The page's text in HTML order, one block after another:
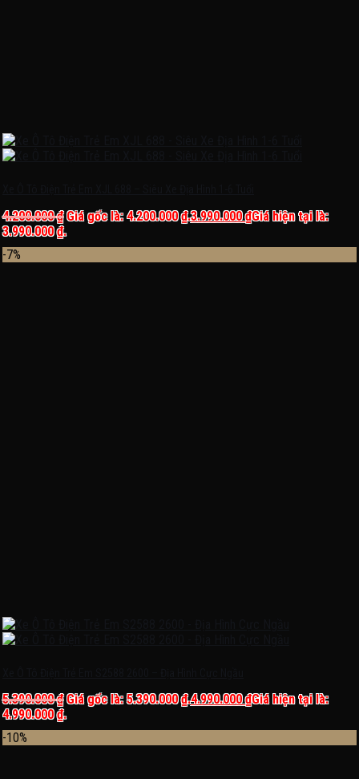
4.200.000₫ Giá gốc là: 4.200.000 ₫.3.990.000₫Giá hiện tại là:
3.990.000 ₫.
-7%
5.390.000₫ Giá gốc là: 5.390.000 ₫.4.990.000₫Giá hiện tại là:
4.990.000 ₫.
-10%